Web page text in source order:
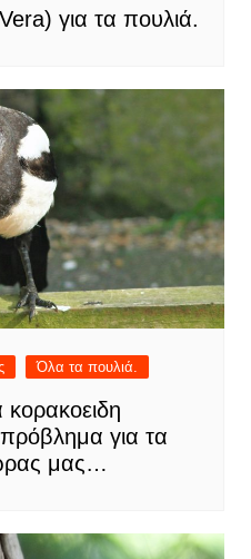
για τα πουλιά.
Όλα τα πουλιά.
για τα
μας…